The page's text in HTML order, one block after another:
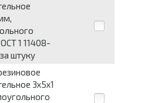
1 11408-
штуку
3x5x1